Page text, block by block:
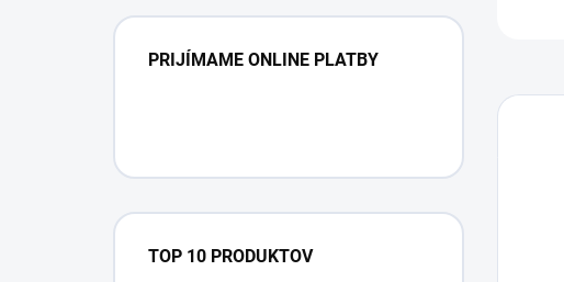
PRIJÍMAME ONLINE PLATBY
TOP 10 PRODUKTOV